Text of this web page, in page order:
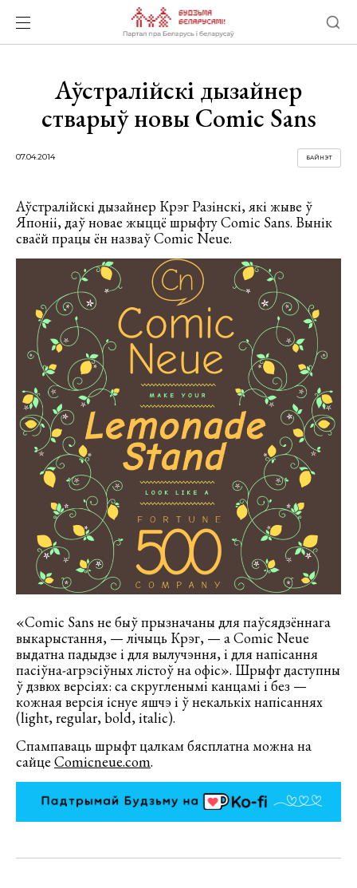
Аўстралійскі дызайнер
стварыў новы Comic Sans
07.04.2014 БАЙНЭТ
Аўстралійскі дызайнер Крэг Разінскі, які жыве ў
Японіі, даў новае жыццё шрыфту Comic Sans. Вынік
сваёй працы ён назваў Comic Neue.
«Comic Sans не быў прызначаны для паўсядзённага
выкарыстання, — лічыць Крэг, — а Comic Neue
выдатна падыдзе і для вылучэння, і для напісання
пасіўна-агрэсіўных лістоў на офіс». Шрыфт даступны
ў дзвюх версіях: са скругленымі канцамі і без —
кожная версія існуе яшчэ і ў некалькіх напісаннях
(light, regular, bold, italic).
Спампаваць шрыфт цалкам бясплатна можна на
сайце Comicneue.com.